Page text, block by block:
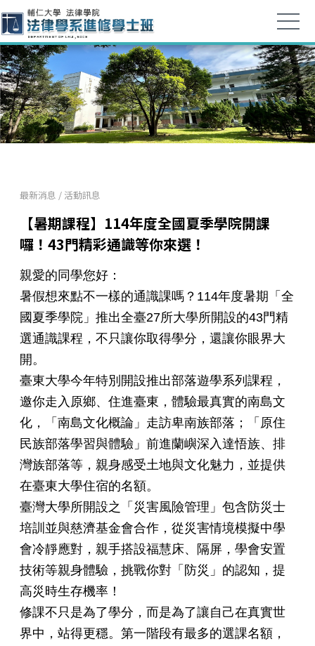
最新消息 / 活動訊息
【暑期課程】114年度全國夏季學院開課
囉！43門精彩通識等你來選！
親愛的同學您好：
暑假想來點不一樣的通識課嗎？114年度暑期「全
國夏季學院」推出全臺27所大學所開設的43門精
選通識課程，不只讓你取得學分，還讓你眼界大
開。
臺東大學今年特別開設推出部落遊學系列課程，
邀你走入原鄉、住進臺東，體驗最真實的南島文
化，「南島文化概論」走訪卑南族部落；「原住
民族部落學習與體驗」前進蘭嶼深入達悟族、排
灣族部落等，親身感受土地與文化魅力，並提供
在臺東大學住宿的名額。
臺灣大學所開設之「災害風險管理」包含防災士
培訓並與慈濟基金會合作，從災害情境模擬中學
會冷靜應對，親手搭設福慧床、隔屏，學會安置
技術等親身體驗，挑戰你對「防災」的認知，提
高災時生存機率！
修課不只是為了學分，而是為了讓自己在真實世
界中，站得更穩。第一階段有最多的選課名額，